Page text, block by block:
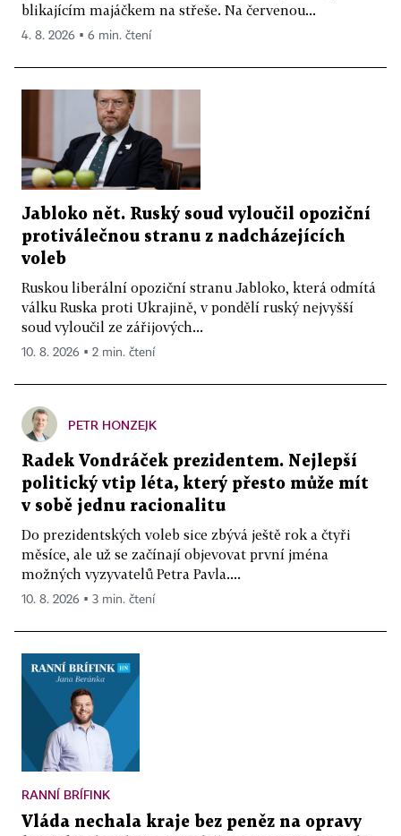
blikajícím majáčkem na střeše. Na červenou...
4. 8. 2026 ▪ 6 min. čtení
Jabloko nět. Ruský soud vyloučil opoziční
protiválečnou stranu z nadcházejících
voleb
Ruskou liberální opoziční stranu Jabloko, která odmítá
válku Ruska proti Ukrajině, v pondělí ruský nejvyšší
soud vyloučil ze zářijových...
10. 8. 2026 ▪ 2 min. čtení
PETR HONZEJK
Radek Vondráček prezidentem. Nejlepší
politický vtip léta, který přesto může mít
v sobě jednu racionalitu
Do prezidentských voleb sice zbývá ještě rok a čtyři
měsíce, ale už se začínají objevovat první jména
možných vyzyvatelů Petra Pavla....
10. 8. 2026 ▪ 3 min. čtení
RANNÍ BRÍFINK
Vláda nechala kraje bez peněz na opravy